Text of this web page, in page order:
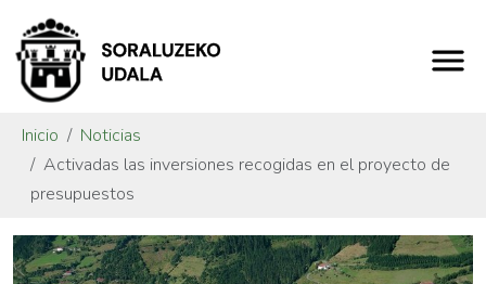
Inicio
Noticias
Activadas las inversiones recogidas en el proyecto de
presupuestos